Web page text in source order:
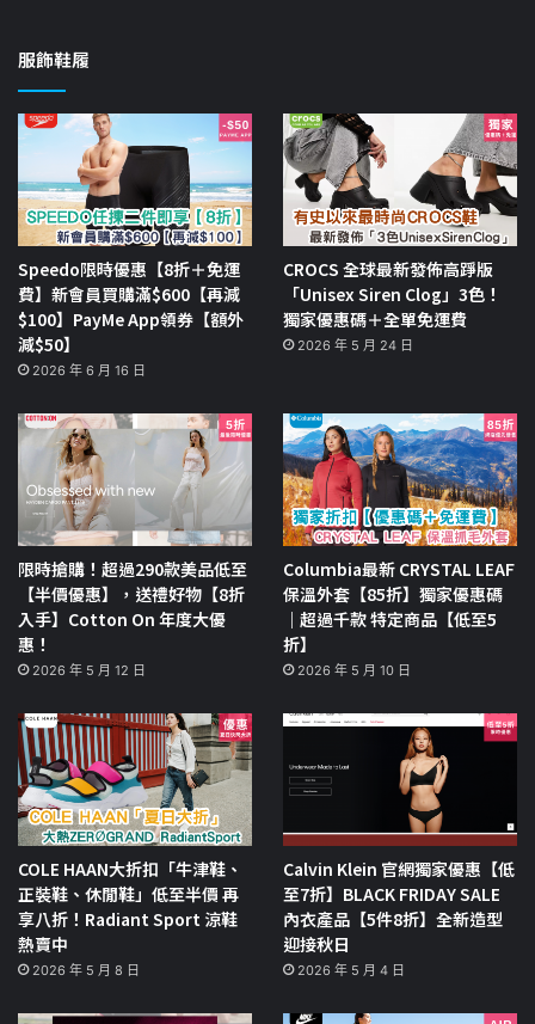
服飾鞋履
Speedo限時優惠【8折＋免運
費】新會員買購滿$600【再減
$100】PayMe App領券【額外
減$50】
2026 年 6 月 16 日
CROCS 全球最新發佈高踭版
「Unisex Siren Clog」3色！
獨家優惠碼＋全單免運費
2026 年 5 月 24 日
限時搶購！超過290款美品低至
【半價優惠】，送禮好物【8折
入手】Cotton On 年度大優
惠！
2026 年 5 月 12 日
Columbia最新 CRYSTAL LEAF
保溫外套【85折】獨家優惠碼
｜超過千款 特定商品【低至5
折】
2026 年 5 月 10 日
COLE HAAN大折扣「牛津鞋、
正裝鞋、休閒鞋」低至半價 再
享八折！Radiant Sport 涼鞋
熱賣中
2026 年 5 月 8 日
Calvin Klein 官網獨家優惠【低
至7折】BLACK FRIDAY SALE
內衣產品【5件8折】全新造型
迎接秋日
2026 年 5 月 4 日